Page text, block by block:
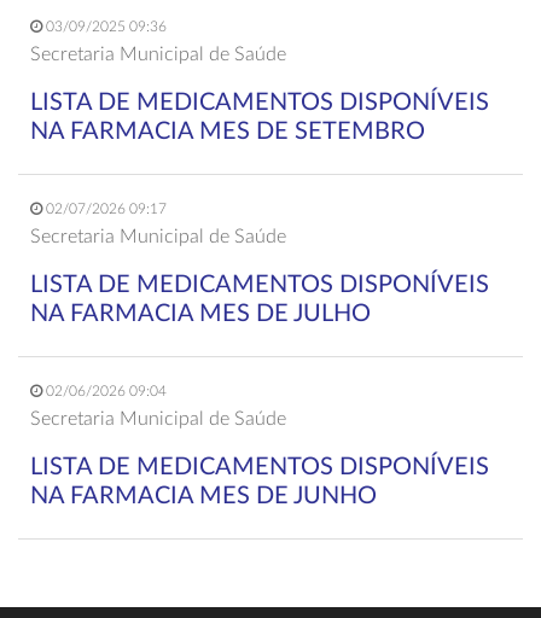
03/09/2025 09:36
Secretaria Municipal de Saúde
LISTA DE MEDICAMENTOS DISPONÍVEIS
NA FARMACIA MES DE SETEMBRO
02/07/2026 09:17
Secretaria Municipal de Saúde
LISTA DE MEDICAMENTOS DISPONÍVEIS
NA FARMACIA MES DE JULHO
02/06/2026 09:04
Secretaria Municipal de Saúde
LISTA DE MEDICAMENTOS DISPONÍVEIS
NA FARMACIA MES DE JUNHO